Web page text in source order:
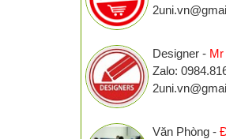
Designer - Mr
Zalo:
Văn Phòng -